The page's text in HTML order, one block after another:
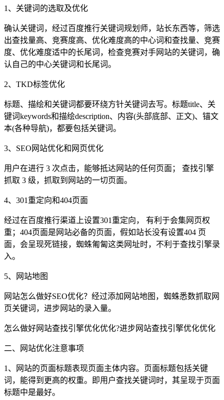
1、关键词的选取及优化
确认关键词，经过百度推行关键词规划师，站长东西等，筛选
出查找量高、竞赛度高、优化难度高的中心词和查找量、竞赛
度、优化难度适中的长尾词，检查竞赛对手网站的关键词，确
认自己的中心关键词和长尾词。
2、TKD标签优化
标题、描绘和关键词都要环绕方针关键词去写。标题title、关
键词keywords和描绘description、内容(头部底部、正文)、锚文
本(各种导航)，都要包括关键词。
3、SEO网站优化和网页优化
用户在进行 3 次点击，能够抵达网站的任何页面； 查找引擎
抓取 3 级，抓取到网站的一切页面。
4、301重定向和404页面
经过在百度推行渠道上设置301重定向， 有利于会集网页权
重；404页面是网站必备的页面，假如站长没有设置404 页
面，会呈现死链接，蜘蛛匍匐这类网址时，不利于查找引擎录
入。
5、网站地图
网站怎么做好SEO优化？经过添加网站地图，蜘蛛悉数抓取网
页关键词，进步网站的录入量。
怎么做好网站查找引擎优化优化?进步网站查找引擎优化优化
二、网站优化注意事项
1、网站的页面标题表现页面主体内容。页面标题包括关键
词，能得到更高的权重。即用户查找关键词时，其呈现于页面
标题中是最好。